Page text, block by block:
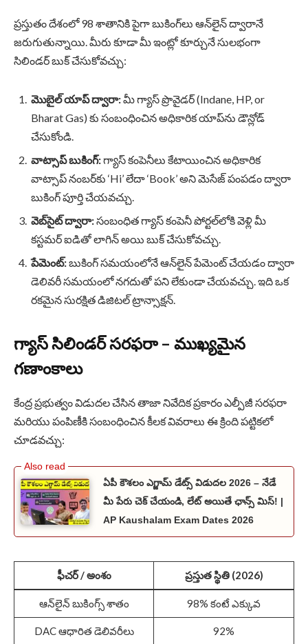
ప్రస్తుతం దేశంలో 98 శాతానికి పైగా బుకింగ్‌లు ఆన్‌లైన్ ద్వారానే
జరుగుతున్నాయి. మీరు కూడా మీ ఇంట్లో కూర్చునే సులభంగా
సిలిండర్ బుక్ చేసుకోవచ్చు:
మొబైల్ యాప్ ద్వారా:మీ గ్యాస్ ప్రొవైడర్ (Indane, HP, or
Bharat Gas) కు సంబంధించిన అధికారిక యాప్‌ను డౌన్లోడ్
చేసుకోండి.
వాట్సాప్ బుకింగ్:గ్యాస్ కంపెనీలు కేటాయించిన అధికారిక
వాట్సాప్ నంబర్‌కు ‘Hi’ లేదా ‘Book’ అని మెసేజ్ పంపడం ద్వారా
బుకింగ్ పూర్తి చేయవచ్చు.
వెబ్‌సైట్ ద్వారా:సంబంధిత గ్యాస్ కంపెనీ పోర్టల్‌లోకి వెళ్లి మీ
కస్టమర్ ఐడితో లాగిన్ అయి బుక్ చేసుకోవచ్చు.
పేమెంట్:బుకింగ్ సమయంలోనే ఆన్‌లైన్ పేమెంట్ చేయడం ద్వారా
డెలివరీ సమయంలో నగదుతో పని లేకుండా చేయవచ్చు. ఇది ఒక
రకమైన సురక్షిత డిజిటల్ ట్రాన్సాక్షన్.
గ్యాస్ సిలిండర్ సరఫరా – ముఖ్యమైన
గణాంకాలు
కేంద్ర ప్రభుత్వం విడుదల చేసిన తాజా నివేదిక ప్రకారం ఎల్పీజీ సరఫరా
మరియు పంపిణీకి సంబంధించిన కీలక వివరాలు ఈ క్రింది పట్టికలో
చూడవచ్చు:
ఏపీ కౌశలం ఎగ్జామ్ డేట్స్ విడుదల 2026 – నేడే
మీ పేరు చెక్ చేయండి, లేట్ అయితే ఛాన్స్ మిస్! |
AP Kaushalam Exam Dates 2026
ఫీచర్ / అంశం ప్రస్తుత స్థితి (2026)
ఆన్‌లైన్ బుకింగ్స్ శాతం 98% కంటే ఎక్కువ
DAC ఆధారిత డెలివరీలు 92%